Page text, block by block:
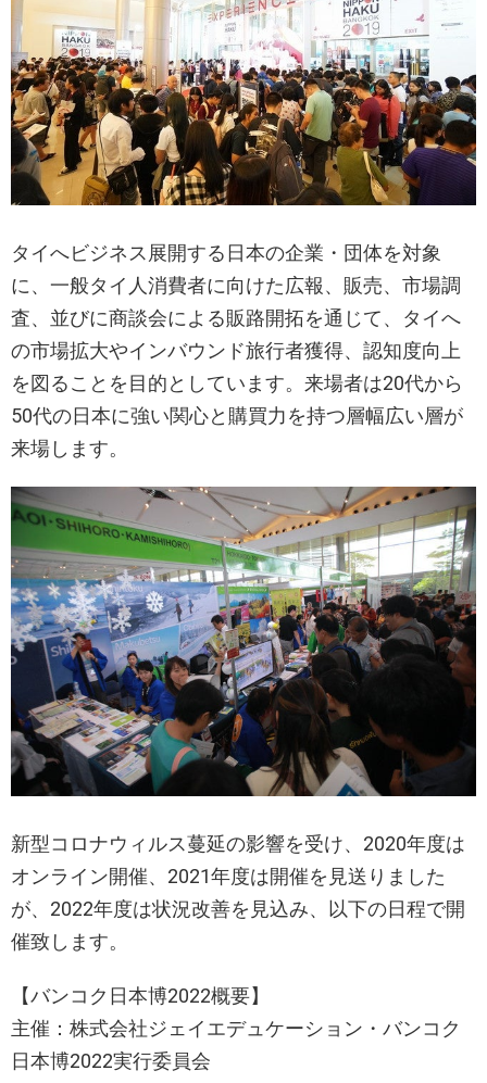
タイへビジネス展開する日本の企業・団体を対象
に、一般タイ人消費者に向けた広報、販売、市場調
査、並びに商談会による販路開拓を通じて、タイへ
の市場拡大やインバウンド旅行者獲得、認知度向上
を図ることを目的としています。来場者は20代から
50代の日本に強い関心と購買力を持つ層幅広い層が
来場します。
新型コロナウィルス蔓延の影響を受け、2020年度は
オンライン開催、2021年度は開催を見送りました
が、2022年度は状況改善を見込み、以下の日程で開
催致します。
【バンコク日本博2022概要】
主催：株式会社ジェイエデュケーション・バンコク
日本博2022実行委員会